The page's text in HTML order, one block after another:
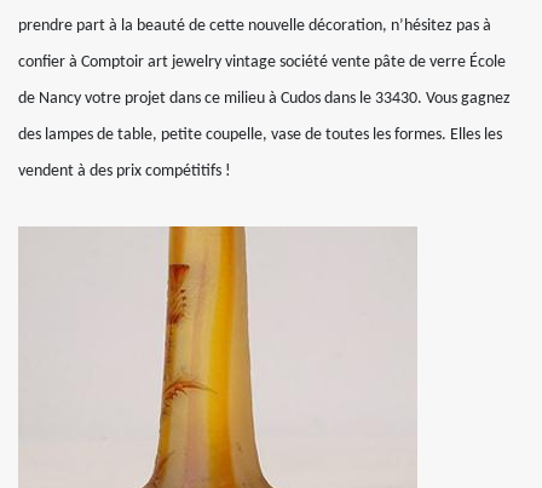
prendre part à la beauté de cette nouvelle décoration, n’hésitez pas à
confier à Comptoir art jewelry vintage société vente pâte de verre École
de Nancy votre projet dans ce milieu à Cudos dans le 33430. Vous gagnez
des lampes de table, petite coupelle, vase de toutes les formes. Elles les
vendent à des prix compétitifs !